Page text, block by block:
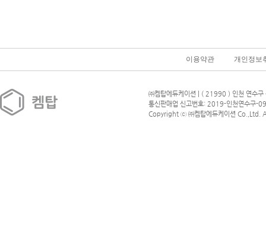
이용약관 개인정보
㈜켐탑에듀케이션 | ( 21990 ) 인천 연수
통신판매업 신고번호: 2019-인천연수구-
Copyright ⓒ ㈜켐탑에듀케이션 Co.,Ltd.